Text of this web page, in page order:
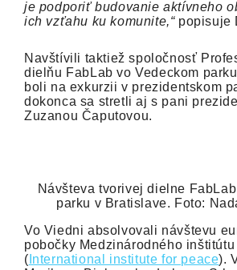
je podporiť budovanie aktívneho
ich vzťahu ku komunite,“popisuje
Navštívili taktiež spoločnosť
dielňu FabLab vo Vedeckom
boli na exkurzii v prezidentskom
dokonca sa stretli aj s pani
Zuzanou Čaputovou.
Návšteva tvorivej dielne
parku v Bratislave. Foto:
Vo Viedni absolvovali návštevu
pobočky Medzinárodného inštitútu
( International institute for peace).